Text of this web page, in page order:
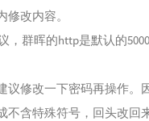
改内容。
群晖的http是默认的
修改一下密码再操作。
含特殊符号，回头改回